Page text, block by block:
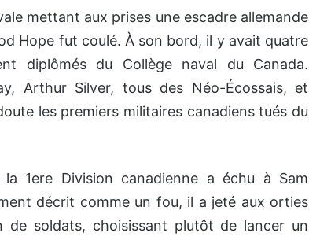
mettant aux prises une escadre allemande
Hope fut coulé. À son bord, il y avait quatre
diplômés du Collège naval du Canada.
Arthur Silver, tous des Néo-Écossais, et
les premiers militaires canadiens tués du
1ere Division canadienne a échu à Sam
décrit comme un fou, il a jeté aux orties
de soldats, choisissant plutôt de lancer un